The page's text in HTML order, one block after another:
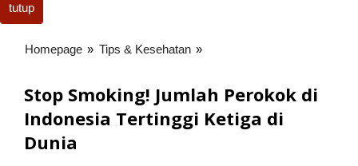
tutup
Homepage » Tips & Kesehatan »
Perokok
di
Stop Smoking! Jumlah Perokok di
Indonesia Tertinggi Ketiga di
Dunia